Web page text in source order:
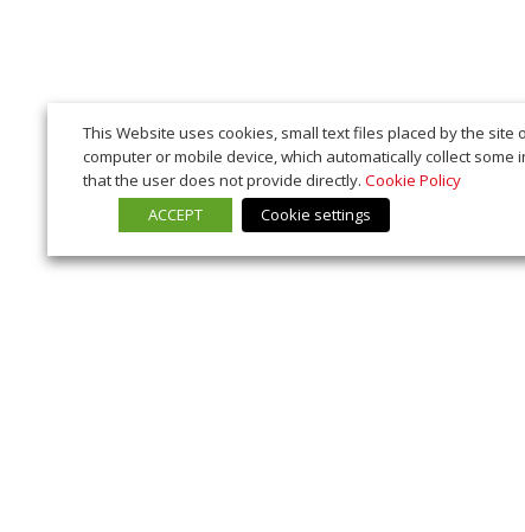
This Website uses cookies, small text files placed by the site
computer or mobile device, which automatically collect some
that the user does not provide directly. Cookie Policy
ACCEPT
Cookie settings